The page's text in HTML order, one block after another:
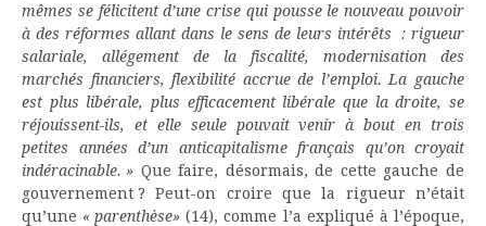
mêmes se félicitent d’une crise qui pousse le nouveau pouvoir
à des réformes allant dans le sens de leurs intérêts : rigueur
salariale, allégement de la fiscalité, modernisation des
marchés financiers, flexibilité accrue de l’emploi. La gauche
est plus libérale, plus efficacement libérale que la droite, se
réjouissent-ils, et elle seule pouvait venir à bout en trois
petites années d’un anticapitalisme français qu’on croyait
indéracinable. » Que faire, désormais, de cette gauche de
gouvernement ? Peut-on croire que la rigueur n’était
qu’une « parenthèse» (14), comme l’a expliqué à l’époque,